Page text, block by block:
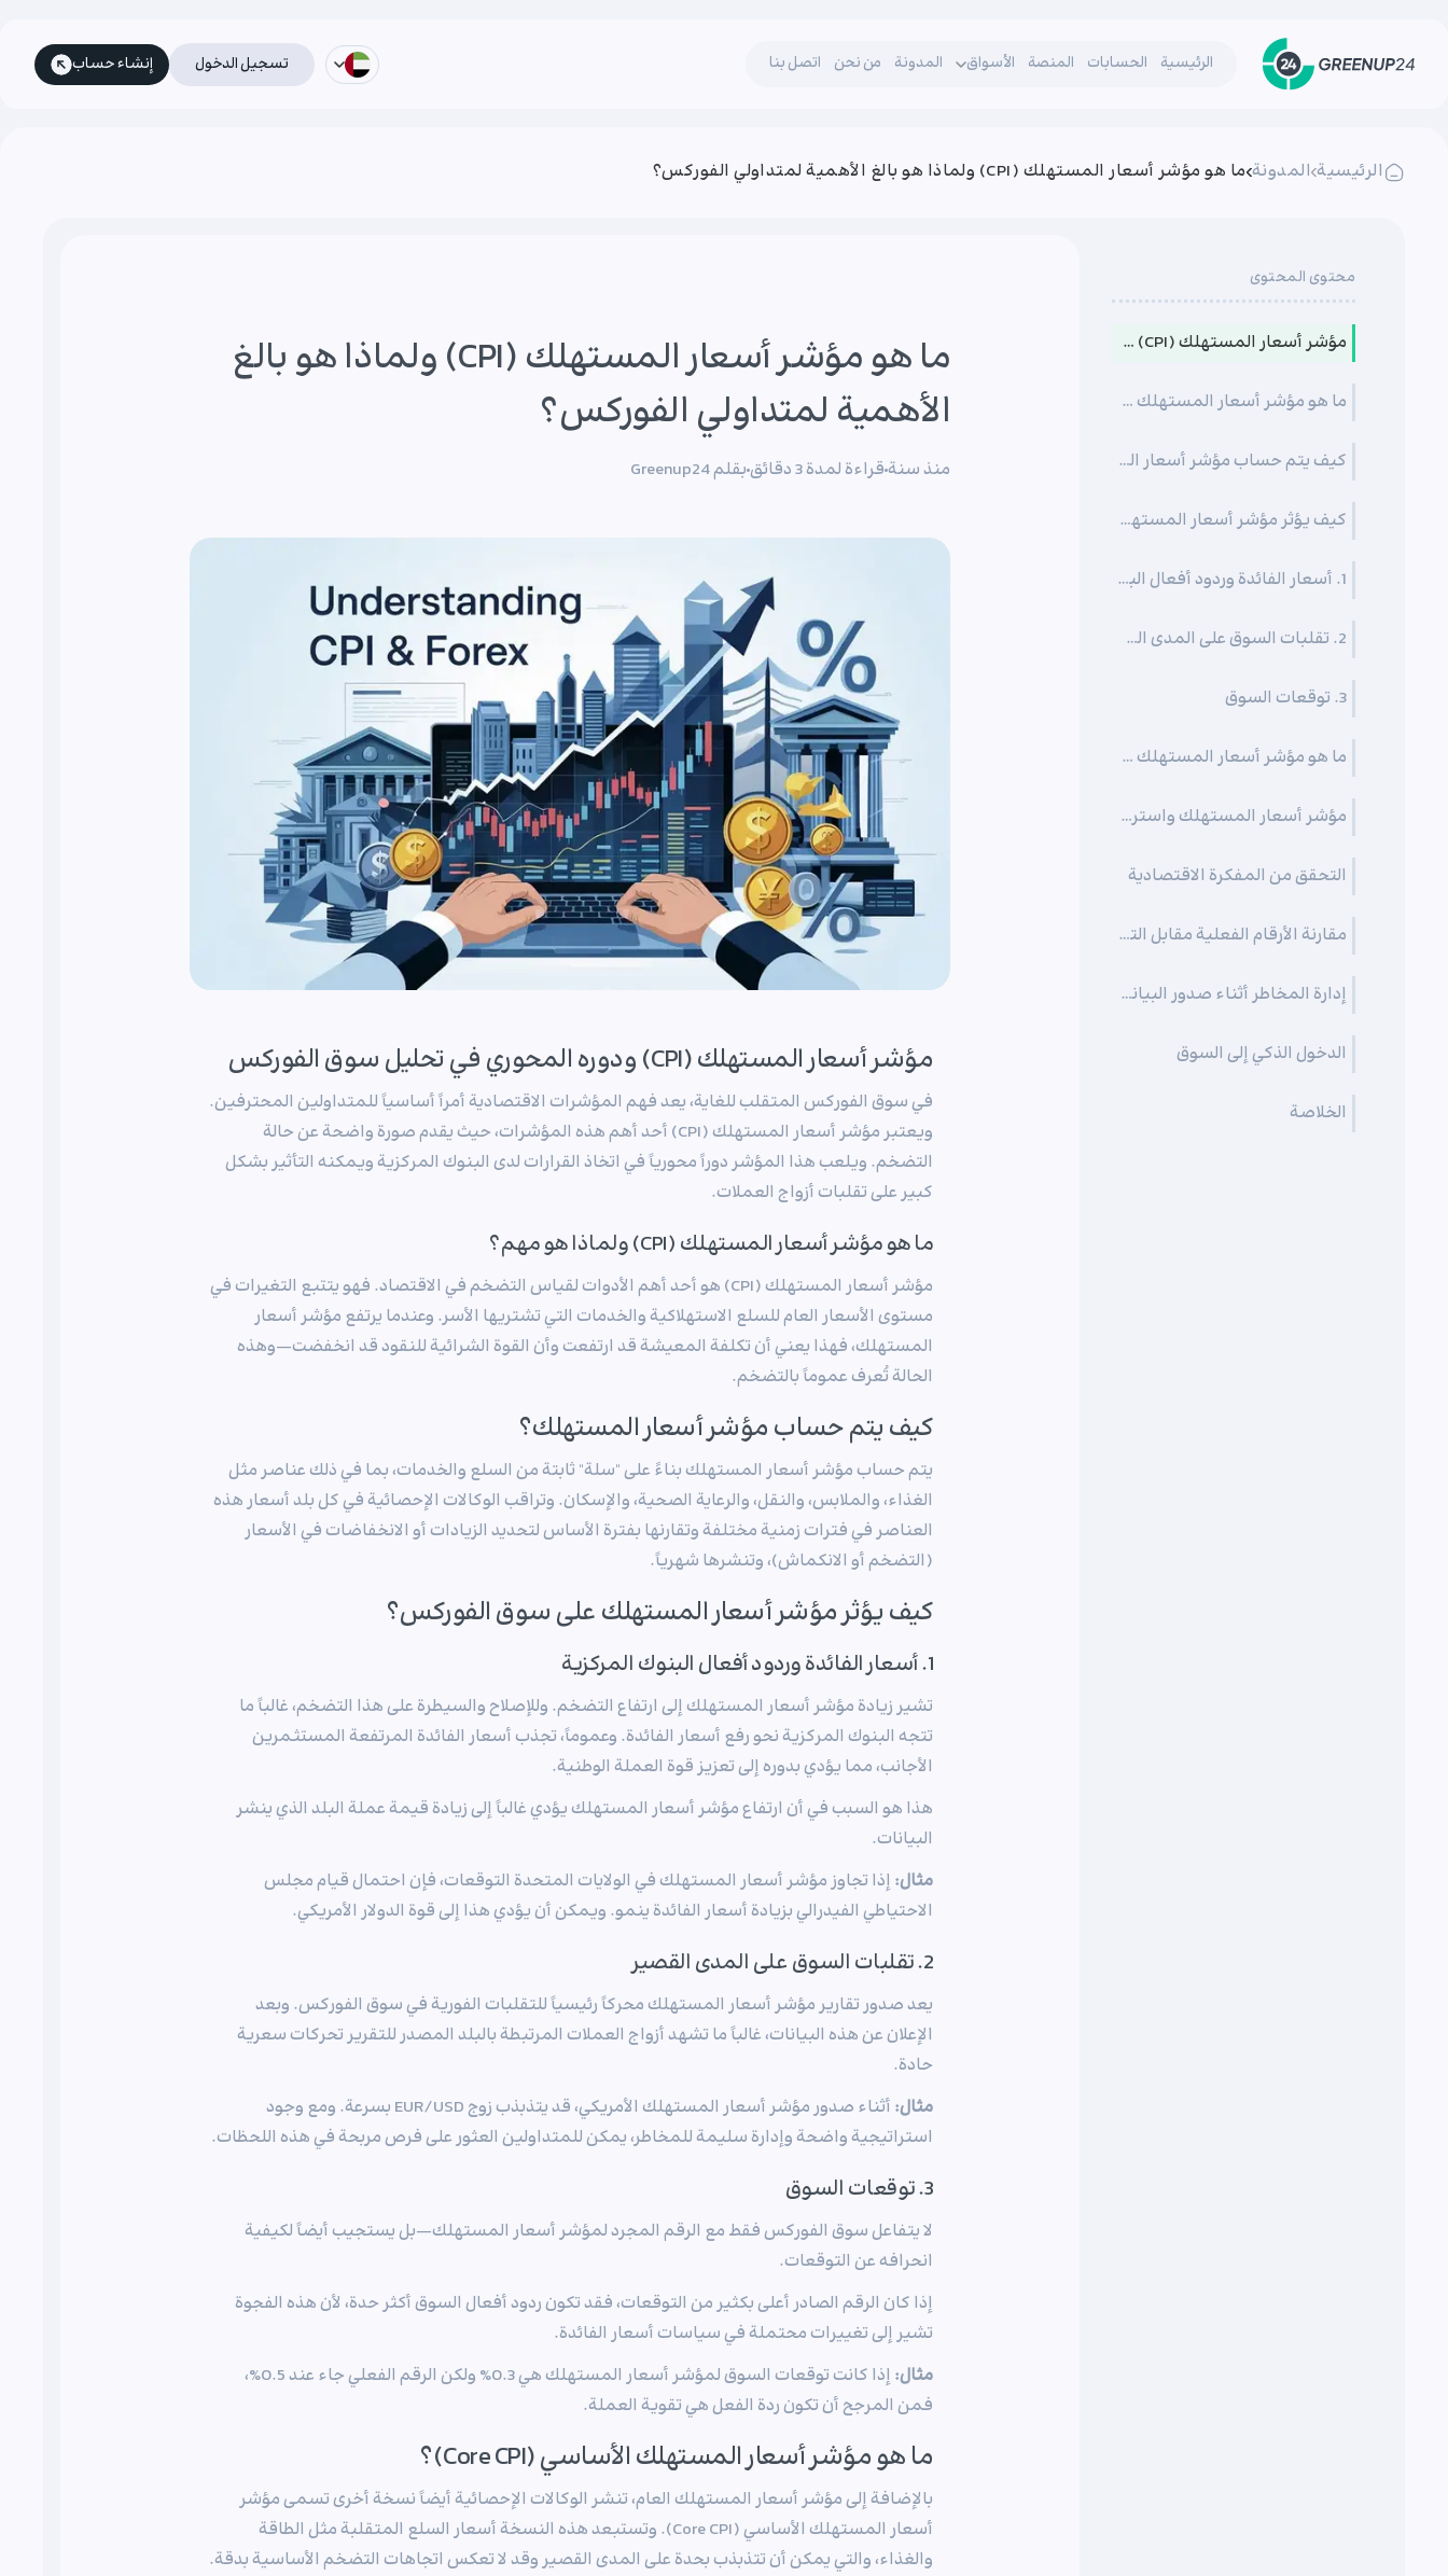
الرئيسية الحسابات المنصة الأسواق المدونة من نحن اتصل بنا تسجيل الدخول إنشاء حساب
الرئيسية المدونة ما هو مؤشر أسعار المستهلك (CPI) ولماذا هو بالغ الأهمية لمتداولي الفوركس؟
محتوى المحتوى
مؤشر أسعار المستهلك (CPI) ودوره المحوري في تحليل سوق الفوركس
ما هو مؤشر أسعار المستهلك (CPI) ولماذا هو مهم؟
كيف يتم حساب مؤشر أسعار المستهلك؟
كيف يؤثر مؤشر أسعار المستهلك على سوق الفوركس؟
1. أسعار الفائدة وردود أفعال البنوك المركزية
2. تقلبات السوق على المدى القصير
3. توقعات السوق
ما هو مؤشر أسعار المستهلك الأساسي (Core CPI)؟
مؤشر أسعار المستهلك واستراتيجيات تداول الفوركس
التحقق من المفكرة الاقتصادية
مقارنة الأرقام الفعلية مقابل التوقعات
إدارة المخاطر أثناء صدور البيانات
الدخول الذكي إلى السوق
الخلاصة
ما هو مؤشر أسعار المستهلك (CPI) ولماذا هو بالغ
الأهمية لمتداولي الفوركس؟
منذ سنةقراءة لمدة 3 دقائق بقلم Greenup24
مؤشر أسعار المستهلك (CPI) ودوره المحوري في تحليل سوق الفوركس
في سوق الفوركس المتقلب للغاية، يعد فهم المؤشرات الاقتصادية أمراً أساسياً للمتداولين المحترفين.
ويعتبر مؤشر أسعار المستهلك (CPI) أحد أهم هذه المؤشرات، حيث يقدم صورة واضحة عن حالة
التضخم. ويلعب هذا المؤشر دوراً محورياً في اتخاذ القرارات لدى البنوك المركزية ويمكنه التأثير بشكل
كبير على تقلبات أزواج العملات.
ما هو مؤشر أسعار المستهلك (CPI) ولماذا هو مهم؟
مؤشر أسعار المستهلك (CPI) هو أحد أهم الأدوات لقياس التضخم في الاقتصاد. فهو يتتبع التغيرات في
مستوى الأسعار العام للسلع الاستهلاكية والخدمات التي تشتريها الأسر. وعندما يرتفع مؤشر أسعار
المستهلك، فهذا يعني أن تكلفة المعيشة قد ارتفعت وأن القوة الشرائية للنقود قد انخفضت—وهذه
الحالة تُعرف عموماً بالتضخم.
كيف يتم حساب مؤشر أسعار المستهلك؟
يتم حساب مؤشر أسعار المستهلك بناءً على "سلة" ثابتة من السلع والخدمات، بما في ذلك عناصر مثل
الغذاء، والملابس، والنقل، والرعاية الصحية، والإسكان. وتراقب الوكالات الإحصائية في كل بلد أسعار هذه
العناصر في فترات زمنية مختلفة وتقارنها بفترة الأساس لتحديد الزيادات أو الانخفاضات في الأسعار
(التضخم أو الانكماش)، وتنشرها شهرياً.
كيف يؤثر مؤشر أسعار المستهلك على سوق الفوركس؟
1. أسعار الفائدة وردود أفعال البنوك المركزية
تشير زيادة مؤشر أسعار المستهلك إلى ارتفاع التضخم. وللإصلاح والسيطرة على هذا التضخم، غالباً ما
تتجه البنوك المركزية نحو رفع أسعار الفائدة. وعموماً، تجذب أسعار الفائدة المرتفعة المستثمرين
الأجانب، مما يؤدي بدوره إلى تعزيز قوة العملة الوطنية.
هذا هو السبب في أن ارتفاع مؤشر أسعار المستهلك يؤدي غالباً إلى زيادة قيمة عملة البلد الذي ينشر
البيانات.
مثال:إذا تجاوز مؤشر أسعار المستهلك في الولايات المتحدة التوقعات، فإن احتمال قيام مجلس
الاحتياطي الفيدرالي بزيادة أسعار الفائدة ينمو. ويمكن أن يؤدي هذا إلى قوة الدولار الأمريكي.
2. تقلبات السوق على المدى القصير
يعد صدور تقارير مؤشر أسعار المستهلك محركاً رئيسياً للتقلبات الفورية في سوق الفوركس. وبعد
الإعلان عن هذه البيانات، غالباً ما تشهد أزواج العملات المرتبطة بالبلد المصدر للتقرير تحركات سعرية
حادة.
مثال:
أثناء صدور مؤشر أسعار المستهلك الأمريكي، قد يتذبذب زوج EUR/USD بسرعة. ومع وجود
استراتيجية واضحة وإدارة سليمة للمخاطر، يمكن للمتداولين العثور على فرص مربحة في هذه اللحظات.
3. توقعات السوق
لا يتفاعل سوق الفوركس فقط مع الرقم المجرد لمؤشر أسعار المستهلك—بل يستجيب أيضاً لكيفية
انحرافه عن التوقعات.
إذا كان الرقم الصادر أعلى بكثير من التوقعات، فقد تكون ردود أفعال السوق أكثر حدة، لأن هذه الفجوة
تشير إلى تغييرات محتملة في سياسات أسعار الفائدة.
مثال:
إذا كانت توقعات السوق لمؤشر أسعار المستهلك هي 0.3% ولكن الرقم الفعلي جاء عند 0.5%،
فمن المرجح أن تكون ردة الفعل هي تقوية العملة.
ما هو مؤشر أسعار المستهلك الأساسي (Core CPI)؟
بالإضافة إلى مؤشر أسعار المستهلك العام، تنشر الوكالات الإحصائية أيضاً نسخة أخرى تسمى مؤشر
أسعار المستهلك الأساسي (Core CPI). وتستبعد هذه النسخة أسعار السلع المتقلبة مثل الطاقة
والغذاء، والتي يمكن أن تتذبذب بحدة على المدى القصير وقد لا تعكس اتجاهات التضخم الأساسية بدقة.